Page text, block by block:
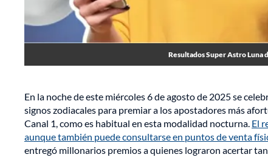
Resultados Super Astro Luna
En la noche de este miércoles 6 de agosto de 2025 se
signos zodiacales para premiar a los apostadores más
Canal 1, como es habitual en esta modalidad nocturna. El
aunque también puede consultarse en puntos de venta
entregó millonarios premios a quienes lograron acertar